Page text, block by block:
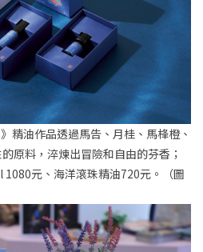
精油作品透過馬告、月桂、馬桻橙、
原料，淬煉出冒險和自由的芬香；
元、海洋滾珠精油720元。（圖